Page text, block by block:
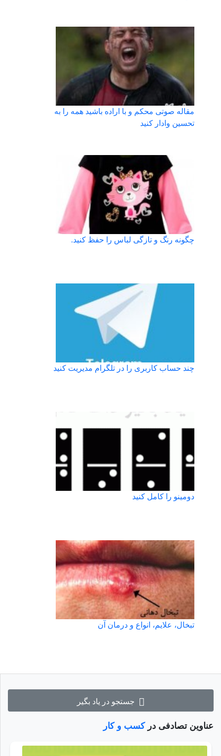
جستجو در یاد بگیر
عناوین تصادفی درکسب و کار
مقاله صوتی محکم و با اراده باشید همه را به
تحسین وادار کنید
چگونه رنگ و تازگی لباس را حفظ کنید.
چند حساب کاربری را در تلگرام مدیریت کنید
دومینو را کامل کنید
تبخال، علایم، انواع و درمان آن